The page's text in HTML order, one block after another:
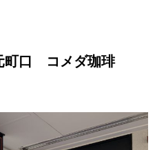
町口 コメダ珈琲